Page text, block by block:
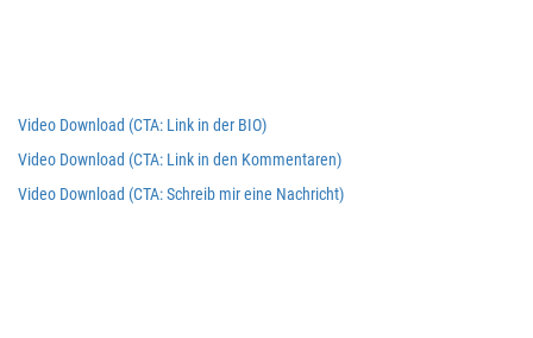
Video Download (CTA: Link in der BIO)
Video Download (CTA: Link in den Kommentaren)
Video Download (CTA: Schreib mir eine Nachricht)